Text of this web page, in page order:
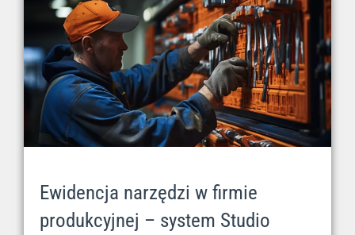
Ewidencja narzędzi w firmie
produkcyjnej – system Studio